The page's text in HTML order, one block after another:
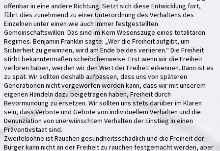
offenbar in eine andere Richtung. Setzt sich diese Entwicklung fort,
führt dies zunehmend zu einer Unterordnung des Verhaltens des
Einzelnen unter einen wie auch immer festgestellten
Gemeinschaftswillen. Das sind im Kern Wesenszüge eines totalitären
Regimes. Benjamin Franklin sagte: „Wer die Freiheit aufgibt, um
Sicherheit zu gewinnen, wird am Ende beides verlieren.“ Die Freiheit
stirbt bekanntermaßen scheibchenweise. Erst wenn wir die Freiheit
verloren haben, werden wir den Wert der Freiheit erkennen. Dann ist es
zu spät. Wir sollten deshalb aufpassen, dass uns von späteren
Generationen nicht vorgeworfen werden kann, dass wir mit unserem
eigenen Handeln dazu beigetragen haben, Freiheit durch
Bevormundung zu ersetzen. Wir sollten uns stets darüber im Klaren
sein, dass Verbote und Gebote von individuellem Verhalten und die
Denunziation von unerwünschtem Verhalten der Einstieg in einen
Präventivstaat sind.
Zweifelsohne ist Rauchen gesundheitsschädlich und die Freiheit der
Bürger kann nicht an der Freiheit zu rauchen festgemacht werden, aber